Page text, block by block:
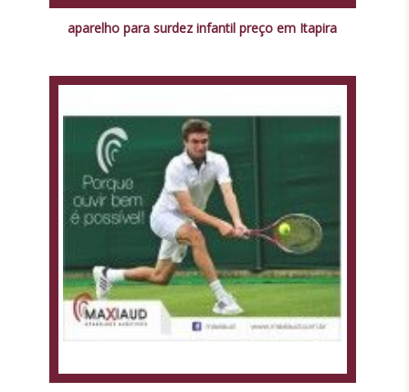
aparelho para surdez infantil preço em Itapira